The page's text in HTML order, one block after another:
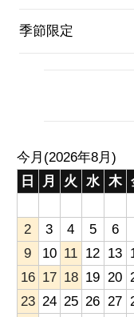
季節限定
今月(2026年8月)
日
月 火 水 木
2
3 4 5 6
9
10 11 12 13
16 17 18 19 20
23 24 25 26 27